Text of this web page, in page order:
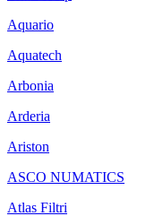
Aquario
Aquatech
Arbonia
Arderia
Ariston
ASCO NUMATICS
Atlas Filtri